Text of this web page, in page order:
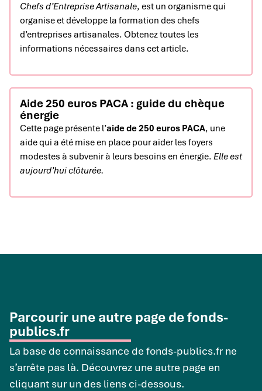
Chefs d’Entreprise Artisanale, est un organisme qui
organise et développe la formation des chefs
d’entreprises artisanales. Obtenez toutes les
informations nécessaires dans cet article.
Aide 250 euros PACA : guide du chèque
énergie
Cette page présente l’aide de 250 euros PACA, une
aide qui a été mise en place pour aider les foyers
modestes à subvenir à leurs besoins en énergie. Elle est
aujourd’hui clôturée.
Parcourir une autre page de fonds-
publics.fr
La base de connaissance de fonds-publics.fr ne
s’arrête pas là. Découvrez une autre page en
cliquant sur un des liens ci-dessous.